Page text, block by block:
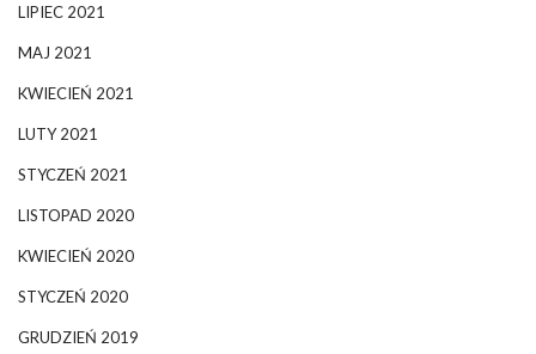
LIPIEC 2021
MAJ 2021
KWIECIEŃ 2021
LUTY 2021
STYCZEŃ 2021
LISTOPAD 2020
KWIECIEŃ 2020
STYCZEŃ 2020
GRUDZIEŃ 2019